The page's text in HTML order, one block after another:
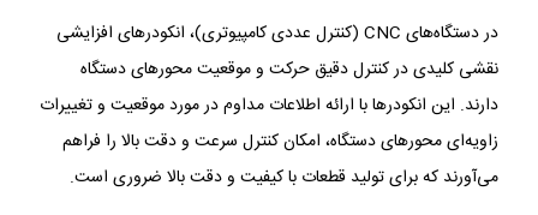
در دستگاه‌های CNC (کنترل عددی کامپیوتری)، انکودرهای افزایشی
نقشی کلیدی در کنترل دقیق حرکت و موقعیت محورهای دستگاه
دارند. این انکودرها با ارائه اطلاعات مداوم در مورد موقعیت و تغییرات
زاویه‌ای محورهای دستگاه، امکان کنترل سرعت و دقت بالا را فراهم
می‌آورند که برای تولید قطعات با کیفیت و دقت بالا ضروری است.